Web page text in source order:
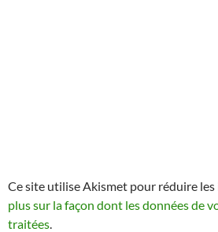
Ce site utilise Akismet pour réduire les
plus sur la façon dont les données de
traitées